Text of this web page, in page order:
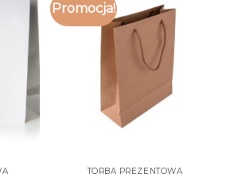
Promocja!
TORBA PREZENTOWA